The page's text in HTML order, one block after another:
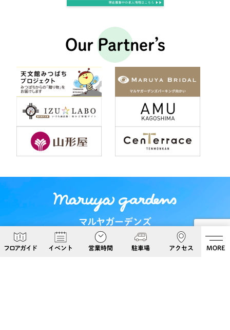
フロアガイド イベント 営業時間 駐車場 アクセス MORE
Our Partner’s
マルヤガーデンズ
〒892-0826 鹿児島県鹿児島市呉服町６−５